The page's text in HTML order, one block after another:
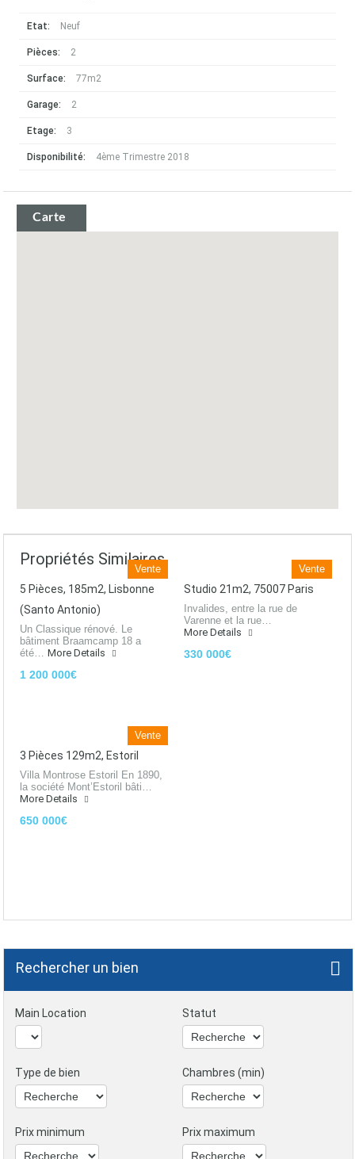
Etat: Neuf
Pièces: 2
Surface: 77m2
Garage: 2
Etage: 3
Disponibilité: 4ème Trimestre 2018
Carte
Propriétés Similaires
Vente
5 Pièces, 185m2, Lisbonne
(Santo Antonio)
Un Classique rénové. Le
bâtiment Braamcamp 18 a
été… More Details
1 200 000€
Vente
Studio 21m2, 75007 Paris
Invalides, entre la rue de
Varenne et la rue…
More Details
330 000€
Vente
3 Pièces 129m2, Estoril
Villa Montrose Estoril En 1890,
la société Mont’Estoril bâti…
More Details
650 000€
Rechercher un bien
Main Location Statut
Type de bien Chambres (min)
Prix minimum Prix maximum